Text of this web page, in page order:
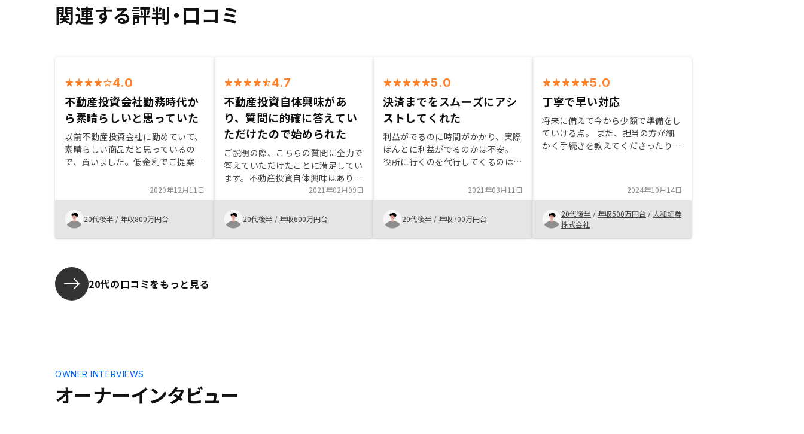
関連する評判・口コミ
4.0
不動産投資会社勤務時代か
ら素晴らしいと思っていた
以前不動産投資会社に勤めていて、
素晴らしい商品だと思っているの
で、買いました。低金利でご提案を
金融商品と混ぜて不動産投資する事
で資産が増やせると思います。今後
も買い増して行きたいと思います。
サービスに満足することなく、より
良くしていって欲しいのと、価格、
れると思います。
2020年12月11日
20代後半 / 年収800万円台
4.7
不動産投資自体興味があ
り、質問に的確に答えてい
ただけたので始められた
ご説明の際、こちらの質問に全力で
答えていただけたことに満足してい
ます。不動産投資自体興味はありま
した。投資ありきの営業だったが、
住まいのことも別で話がしたかっ
た。
2021年02月09日
20代後半 / 年収600万円台
5.0
決済までをスムーズにアシ
ストしてくれた
利益がでるのに時間がかかり、実際
ほんとに利益がでるのかは不安。
役所に行くのを代行してくるのはほ
イミングや金額、方法等はもっと詳
しく聞けばよかった。その他突発的
な負担も詳しく知りたいと思った
2021年03月11日
20代後半 / 年収700万円台
5.0
丁寧で早い対応
将来に備えて今から少額で準備をし
ていける点。 また、担当の方が細
かく手続きを教えてくださったり、
すが、担当の方がとても丁寧に対応
してくださるので安心して任せるこ
とができると思います。
2024年10月14日
20代後半 / 年収500万円台 / 大和証券
株式会社
20代の口コミをもっと見る
オーナーインタビュー
OWNER INTERVIEWS